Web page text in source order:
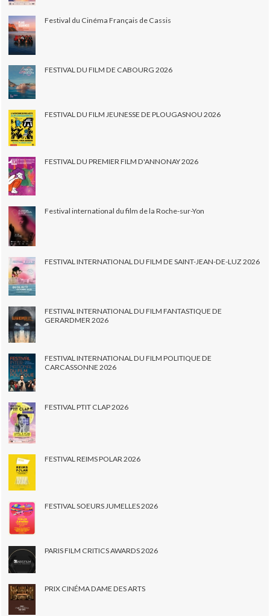
Festival du Cinéma Français de Cassis
FESTIVAL DU FILM DE CABOURG 2026
FESTIVAL DU FILM JEUNESSE DE PLOUGASNOU 2026
FESTIVAL DU PREMIER FILM D'ANNONAY 2026
Festival international du film de la Roche-sur-Yon
FESTIVAL INTERNATIONAL DU FILM DE SAINT-JEAN-DE-LUZ 2026
FESTIVAL INTERNATIONAL DU FILM FANTASTIQUE DE
GERARDMER 2026
FESTIVAL INTERNATIONAL DU FILM POLITIQUE DE
CARCASSONNE 2026
FESTIVAL PTIT CLAP 2026
FESTIVAL REIMS POLAR 2026
FESTIVAL SOEURS JUMELLES 2026
PARIS FILM CRITICS AWARDS 2026
PRIX CINÉMA DAME DES ARTS